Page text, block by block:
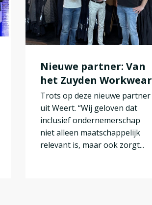
Nieuwe partner: Van
het Zuyden Workwear
Trots op deze nieuwe partner
uit Weert. “Wij geloven dat
inclusief ondernemerschap
niet alleen maatschappelijk
relevant is, maar ook zorgt...